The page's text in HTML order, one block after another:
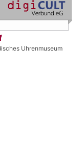
Uhrenmuseum